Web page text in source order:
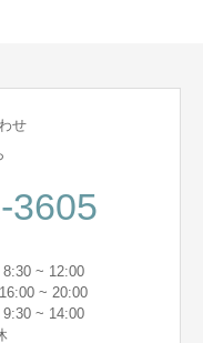
せ
3605
~ 12:00
~ 20:00
~ 14:00